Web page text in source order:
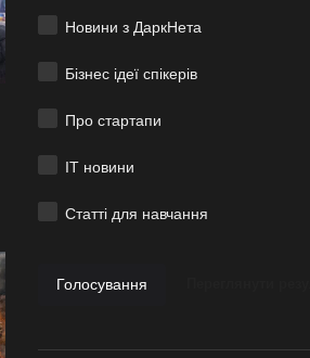
Новини з ДаркНета
Бізнес ідеї спікерів
Про стартапи
ІТ новини
Статті для навчання
Голосування